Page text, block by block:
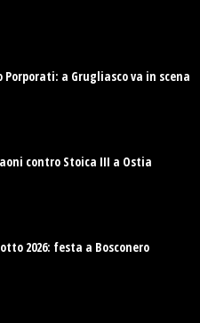
Porporati: a Grugliasco va in scena
contro Stoica III a Ostia
2026: festa a Bosconero